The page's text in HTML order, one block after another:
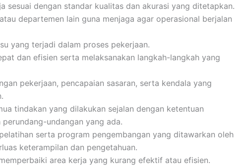
sesuai dengan standar kualitas dan akurasi yang ditetapkan.
departemen lain guna menjaga agar operasional berjalan
yang terjadi dalam proses pekerjaan.
dan efisien serta melaksanakan langkah-langkah yang
pekerjaan, pencapaian sasaran, serta kendala yang
tindakan yang dilakukan sejalan dengan ketentuan
undangan yang ada.
serta program pengembangan yang ditawarkan oleh
keterampilan dan pengetahuan.
area kerja yang kurang efektif atau efisien.